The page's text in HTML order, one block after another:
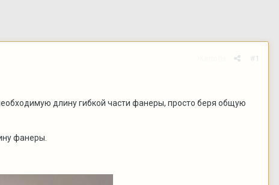
#1
длину гибкой части фанеры, просто беря общую
фанеры.